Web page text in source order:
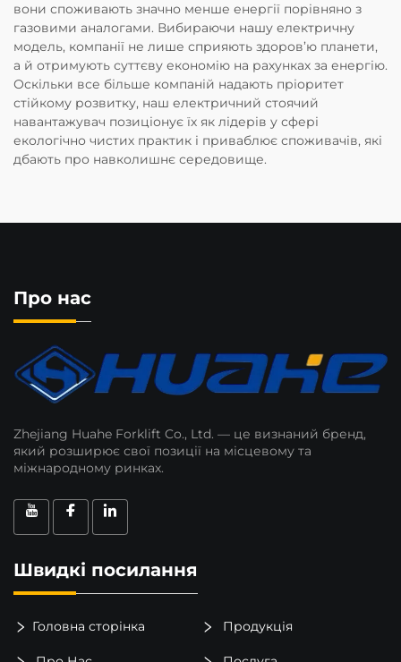
вони споживають значно менше енергії порівняно з
газовими аналогами. Вибираючи нашу електричну
модель, компанії не лише сприяють здоров’ю планети,
а й отримують суттєву економію на рахунках за енергію.
Оскільки все більше компаній надають пріоритет
стійкому розвитку, наш електричний стоячий
навантажувач позиціонує їх як лідерів у сфері
екологічно чистих практик і приваблює споживачів, які
дбають про навколишнє середовище.
Про нас
Zhejiang Huahe Forklift Co., Ltd. — це визнаний бренд,
який розширює свої позиції на місцевому та
міжнародному ринках.
Швидкі посилання
Головна сторінка Продукція